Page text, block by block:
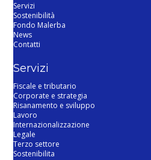
Servizi
Sostenibilità
Fondo Malerba
News
Contatti
Servizi
Fiscale e tributario
Corporate e strategia
Risanamento e sviluppo
Lavoro
Internazionalizzazione
Legale
Terzo settore
Sostenibilita